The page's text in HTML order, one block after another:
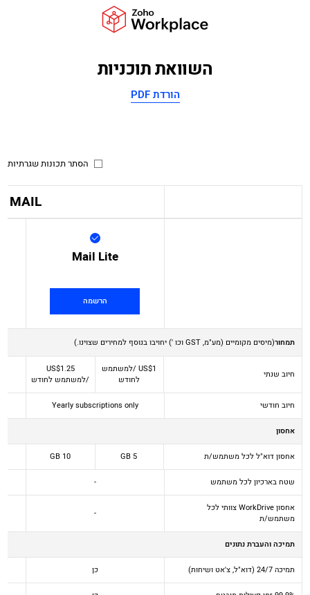
השוואת תוכניות
הורדת PDF
הסתר תכונות שגרתיות
MAIL
Mail Lite
הרשמה
תמחור(מיסים מקומיים (מע"מ, GST וכו ') יחויבו בנוסף למחירים שצוינו.)
חיוב שנתי US$1
/למשתמש
לחודש
US$1.25
/למשתמש לחודש
חיוב חודשי Yearly subscriptions only
אחסון
אחסון דוא"ל לכל משתמש/ת 5 GB
10 GB
שטח בארכיון לכל משתמש -
אחסון WorkDrive צוותי לכל
משתמש/ת
-
תמיכה והעברת נתונים
תמיכה 24/7 (דוא"ל, צ'אט ושיחות) כן